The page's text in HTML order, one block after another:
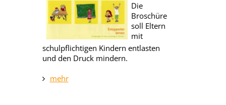
Die
Broschüre
soll Eltern
mit
schulpflichtigen Kindern entlasten
und den Druck mindern.
mehr